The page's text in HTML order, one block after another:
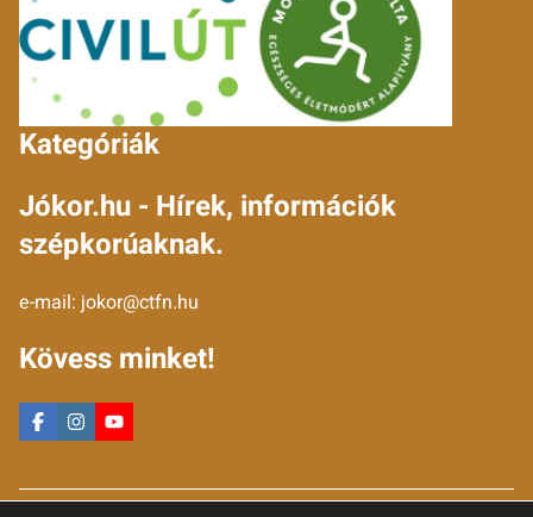
Kategóriák
Jókor.hu - Hírek, információk
szépkorúaknak.
e-mail: jokor@ctfn.hu
Kövess minket!